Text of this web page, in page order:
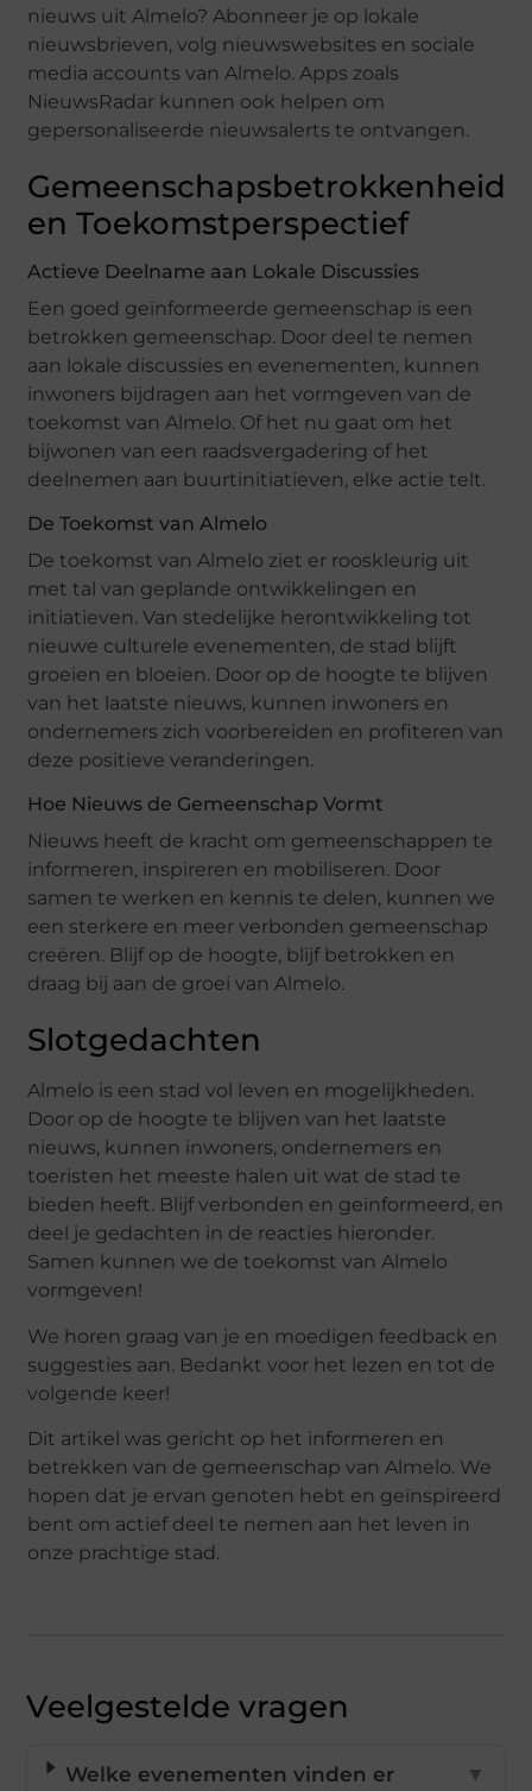
nieuws uit Almelo? Abonneer je op lokale
nieuwsbrieven, volg nieuwswebsites en sociale
media accounts van Almelo. Apps zoals
NieuwsRadar kunnen ook helpen om
gepersonaliseerde nieuwsalerts te ontvangen.
Gemeenschapsbetrokkenheid
en Toekomstperspectief
Actieve Deelname aan Lokale Discussies
Een goed geïnformeerde gemeenschap is een
betrokken gemeenschap. Door deel te nemen
aan lokale discussies en evenementen, kunnen
inwoners bijdragen aan het vormgeven van de
toekomst van Almelo. Of het nu gaat om het
bijwonen van een raadsvergadering of het
deelnemen aan buurtinitiatieven, elke actie telt.
De Toekomst van Almelo
De toekomst van Almelo ziet er rooskleurig uit
met tal van geplande ontwikkelingen en
initiatieven. Van stedelijke herontwikkeling tot
nieuwe culturele evenementen, de stad blijft
groeien en bloeien. Door op de hoogte te blijven
van het laatste nieuws, kunnen inwoners en
ondernemers zich voorbereiden en profiteren van
deze positieve veranderingen.
Hoe Nieuws de Gemeenschap Vormt
Nieuws heeft de kracht om gemeenschappen te
informeren, inspireren en mobiliseren. Door
samen te werken en kennis te delen, kunnen we
een sterkere en meer verbonden gemeenschap
creëren. Blijf op de hoogte, blijf betrokken en
draag bij aan de groei van Almelo.
Slotgedachten
Almelo is een stad vol leven en mogelijkheden.
Door op de hoogte te blijven van het laatste
nieuws, kunnen inwoners, ondernemers en
toeristen het meeste halen uit wat de stad te
bieden heeft. Blijf verbonden en geïnformeerd, en
deel je gedachten in de reacties hieronder.
Samen kunnen we de toekomst van Almelo
vormgeven!
We horen graag van je en moedigen feedback en
suggesties aan. Bedankt voor het lezen en tot de
volgende keer!
Dit artikel was gericht op het informeren en
betrekken van de gemeenschap van Almelo. We
hopen dat je ervan genoten hebt en geïnspireerd
bent om actief deel te nemen aan het leven in
onze prachtige stad.
Veelgestelde vragen
Welke evenementen vinden er
▼